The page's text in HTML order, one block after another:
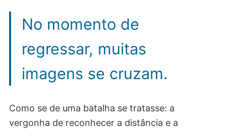
No momento de
regressar, muitas
imagens se cruzam.
Como se de uma batalha se tratasse: a
vergonha de reconhecer a distância e a